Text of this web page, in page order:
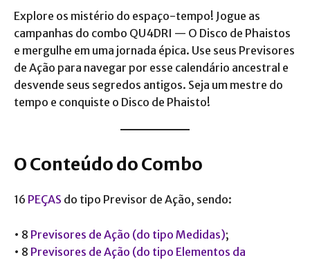
Explore os mistério do espaço-tempo! Jogue as
campanhas do combo QU4DRI — O Disco de Phaistos
e mergulhe em uma jornada épica. Use seus Previsores
de Ação para navegar por esse calendário ancestral e
desvende seus segredos antigos. Seja um mestre do
tempo e conquiste o Disco de Phaisto!
O Conteúdo do Combo
16 PEÇAS do tipo Previsor de Ação, sendo:
• 8 Previsores de Ação (do tipo Medidas);
• 8 Previsores de Ação (do tipo Elementos da